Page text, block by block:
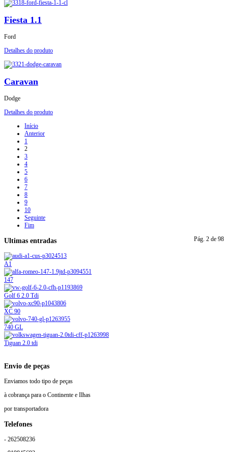
Fiesta 1.1
Ford
Detalhes do produto
Caravan
Dodge
Detalhes do produto
Início
Anterior
1
2
3
4
5
6
7
8
9
10
Seguinte
Fim
Pág. 2 de 98
Ultimas entradas
A1
147
Golf 6 2.0 Tdi
XC 90
740 GL
Tiguan 2.0 tdi
Envio de peças
Enviamos todo tipo de peças
à cobrança para o Continente e Ilhas
por transportadora
Telefones
- 262508236